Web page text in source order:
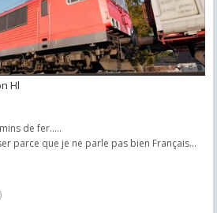
Hl
de fer.....
parce que je ne parle pas bien Français...